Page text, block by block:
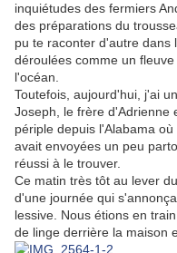
inquiétudes des fermiers
des préparations du
pu te raconter d'autre dans
déroulées comme un
l'océan.
Toutefois, aujourd'hui, j'ai
Joseph, le frère d'Adrienne
périple depuis l'Alabama
avait envoyées un peu
réussi à le trouver.
Ce matin très tôt au lever
d'une journée qui
lessive. Nous étions en
de linge derrière la maison